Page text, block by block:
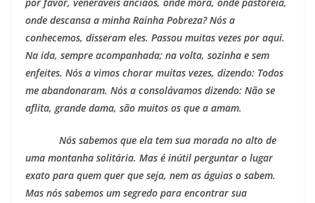
por favor, veneráveis anciãos, onde mora, onde pastoreia,
onde descansa a minha Rainha Pobreza? Nós a
conhecemos, disseram eles. Passou muitas vezes por aqui.
Na ida, sempre acompanhada; na volta, sozinha e sem
enfeites. Nós a vimos chorar muitas vezes, dizendo: Todos
me abandonaram. Nós a consolávamos dizendo: Não se
aflita, grande dama, são muitos os que a amam.
Nós sabemos que ela tem sua morada no alto de
uma montanha solitária. Mas é inútil perguntar o lugar
exato para quem quer que seja, nem as águias o sabem.
Mas nós sabemos um segredo para encontrar sua